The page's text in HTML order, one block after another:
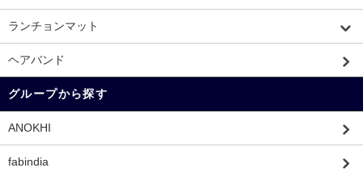
ランチョンマット
ヘアバンド
グループから探す
ANOKHI
fabindia